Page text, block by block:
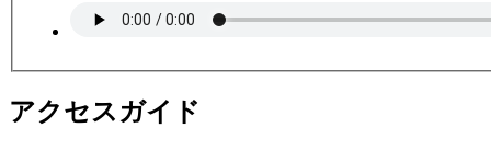
アクセスガイド